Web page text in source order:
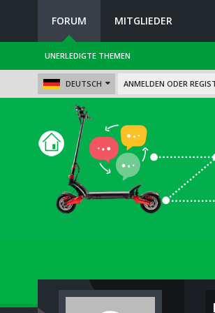
FORUM
UNERLEDIGTE THEMEN
MITGLIEDER
DEUTSCH ANMELDEN ODER